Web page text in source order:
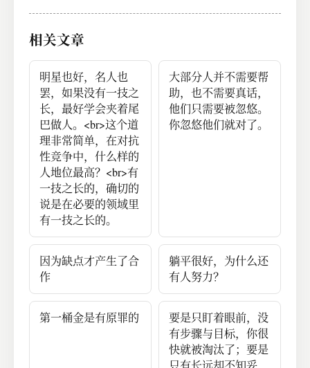
相关文章
明星也好，名人也
罢，如果没有一技之
长，最好学会夹着尾
巴做人。<br>这个道
理非常简单，在对抗
性竞争中，什么样的
人地位最高？<br>有
一技之长的，确切的
说是在必要的领域里
有一技之长的。
大部分人并不需要帮
助，也不需要真话，
他们只需要被忽悠。
你忽悠他们就对了。
因为缺点才产生了合
作
躺平很好，为什么还
有人努力？
第一桶金是有原罪的
要是只盯着眼前，没
有步骤与目标，你很
快就被淘汰了；要是